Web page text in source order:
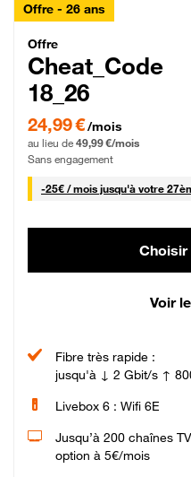
Offre - 26 ans
Cheat_Code
Offre
Cheat_Code
18_26
24,99 € par mois pendant 0 mois
24,99 €/mois
au lieu de 49,99 €/mois
Sans engagement
-25€ / mois25 € par mois
jusqu'à votre
Voir
Fibre très rapide :
jusqu'à ↓ 2 Gbit/s ↑
Livebox 6 : Wifi 6E
Jusqu’à 200 chaînes
option à 5€/mois